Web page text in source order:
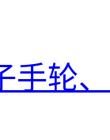
手轮